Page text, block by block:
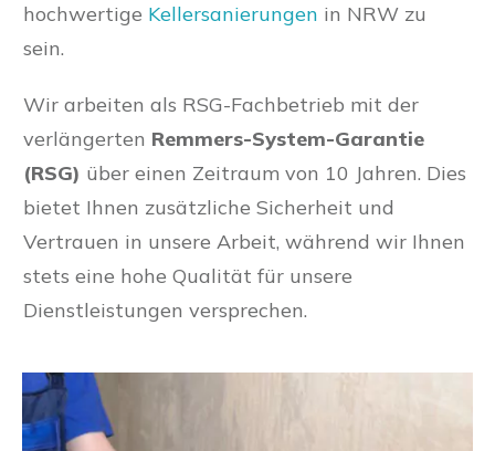
hochwertige Kellersanierungen in NRW zu
sein.
Wir arbeiten als RSG-Fachbetrieb mit der
verlängerten Remmers-System-Garantie
(RSG) über einen Zeitraum von 10 Jahren. Dies
bietet Ihnen zusätzliche Sicherheit und
Vertrauen in unsere Arbeit, während wir Ihnen
stets eine hohe Qualität für unsere
Dienstleistungen versprechen.